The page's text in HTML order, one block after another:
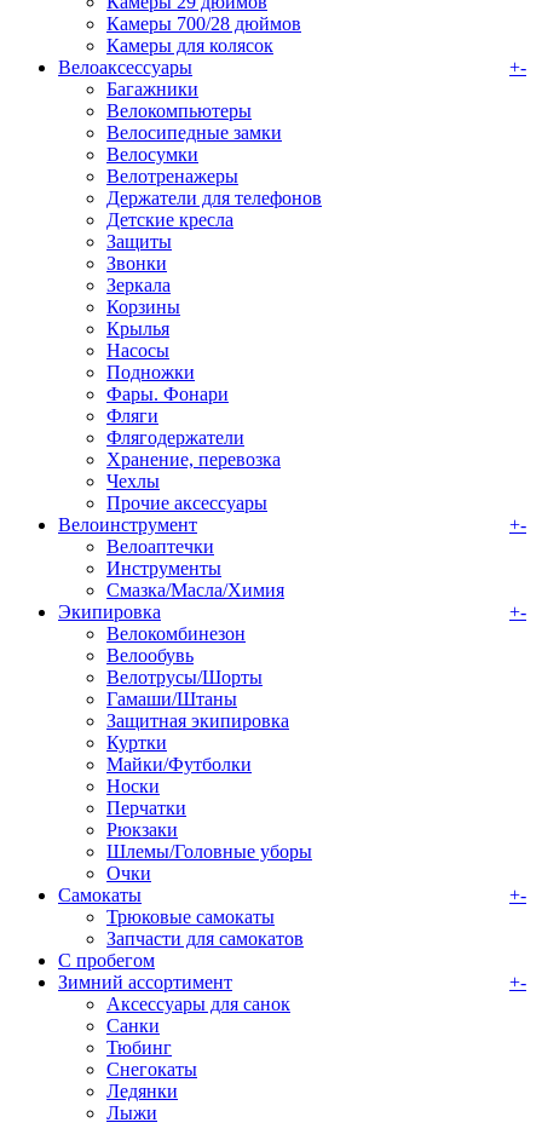
Камеры 700/28 дюймов
Камеры для колясок
Велоаксессуары
+-
Багажники
Велокомпьютеры
Велосипедные замки
Велосумки
Велотренажеры
Держатели для телефонов
Детские кресла
Защиты
Звонки
Зеркала
Корзины
Крылья
Насосы
Подножки
Фары. Фонари
Фляги
Флягодержатели
Хранение, перевозка
Чехлы
Прочие аксессуары
Велоинструмент
+-
Велоаптечки
Инструменты
Смазка/Масла/Химия
Экипировка
+-
Велокомбинезон
Велообувь
Велотрусы/Шорты
Гамаши/Штаны
Защитная экипировка
Куртки
Майки/Футболки
Носки
Перчатки
Рюкзаки
Шлемы/Головные уборы
Очки
Самокаты
+-
Трюковые самокаты
Запчасти для самокатов
С пробегом
Зимний ассортимент
+-
Аксессуары для санок
Санки
Тюбинг
Снегокаты
Ледянки
Лыжи